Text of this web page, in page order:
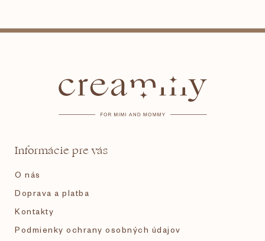
Informácie pre vás
O nás
Doprava a platba
Kontakty
Podmienky ochrany osobných údajov